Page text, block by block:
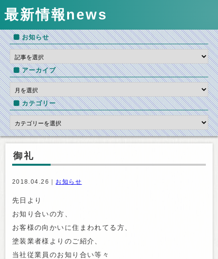
最新情報news
お知らせ
アーカイブ
カテゴリー
御礼
2018.04.26｜ お知らせ
先日より
お知り合いの方、
お客様の向かいに住まわれてる方、
塗装業者様よりのご紹介、
当社従業員のお知り合い等々